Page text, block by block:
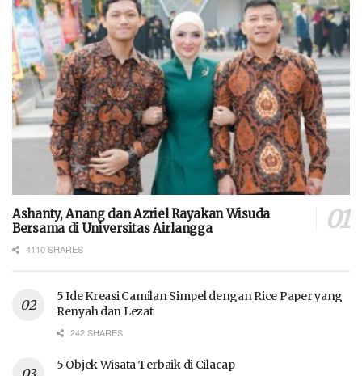
Ashanty, Anang dan Azriel Rayakan Wisuda
Bersama di Universitas Airlangga
4110 SHARES
5 Ide Kreasi Camilan Simpel dengan Rice Paper yang
Renyah dan Lezat
242 SHARES
5 Objek Wisata Terbaik di Cilacap